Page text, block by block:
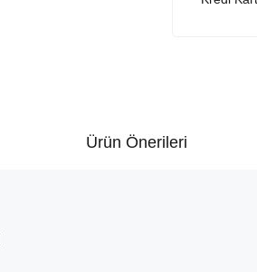
Ürün Önerileri